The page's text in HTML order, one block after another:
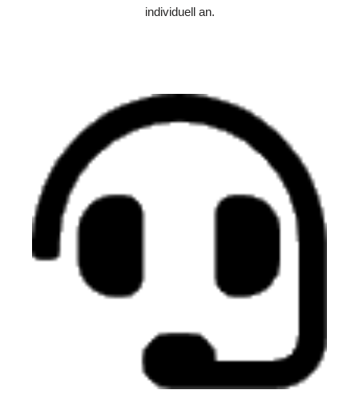
individuell an.